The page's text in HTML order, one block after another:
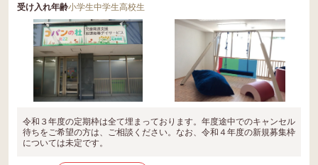
受け入れ年齢小学生中学生高校生
令和３年度の定期枠は全て埋まっております。年度途中でのキャンセル
待ちをご希望の方は、ご相談ください。なお、令和４年度の新規募集枠
については未定です。